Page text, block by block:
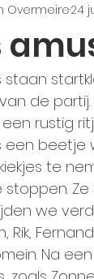
Overmeire24
staan
de partij.
rustig
een
te
stoppen.
we
Rik,
Na